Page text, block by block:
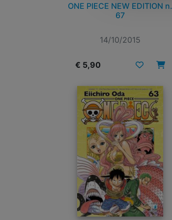
ONE PIECE NEW EDITION n.
67
14/10/2015
€ 5,90